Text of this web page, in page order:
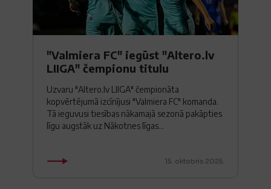
"Valmiera FC" iegūst "Altero.lv
LIIGA" čempionu titulu
Uzvaru "Altero.lv LIIGA" čempionāta
kopvērtējumā izcīnījusi "Valmiera FC" komanda.
Tā ieguvusi tiesības nākamajā sezonā pakāpties
līgu augstāk uz Nākotnes līgas...
15. oktobris 2025.